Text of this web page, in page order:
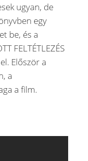
ugyan, de
egy
be, és a
FELTÉTLEZÉS
Először a
a
a film.